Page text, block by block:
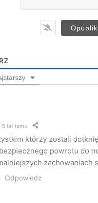
5 lat temu
którzy zostali
powrotu do
zachowaniach
Odpowiedz